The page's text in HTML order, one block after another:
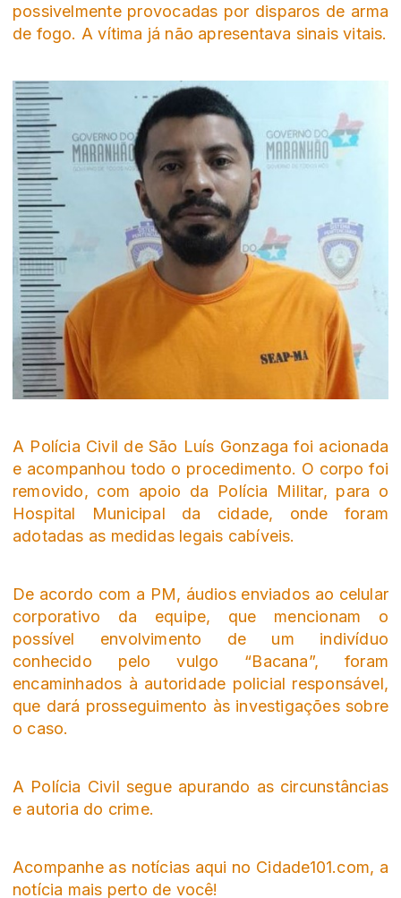
possivelmente provocadas por disparos de arma
de fogo. A vítima já não apresentava sinais vitais.
A Polícia Civil de São Luís Gonzaga foi acionada
e acompanhou todo o procedimento. O corpo foi
removido, com apoio da Polícia Militar, para o
Hospital Municipal da cidade, onde foram
adotadas as medidas legais cabíveis.
De acordo com a PM, áudios enviados ao celular
corporativo da equipe, que mencionam o
possível envolvimento de um indivíduo
conhecido pelo vulgo “Bacana”, foram
encaminhados à autoridade policial responsável,
que dará prosseguimento às investigações sobre
o caso.
A Polícia Civil segue apurando as circunstâncias
e autoria do crime.
Acompanhe as notícias aqui no Cidade101.com, a
notícia mais perto de você!